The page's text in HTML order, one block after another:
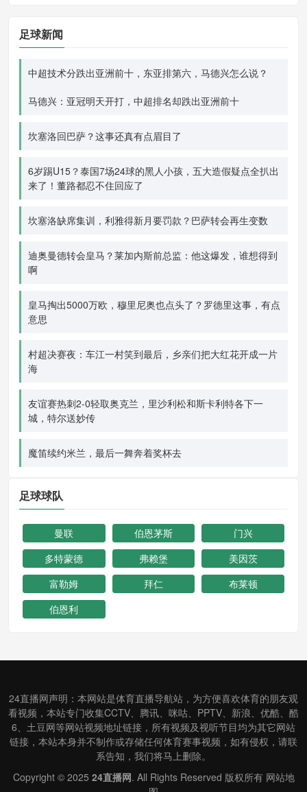
足球新闻
中超技术分跌出亚洲前十，东亚排第六，马德兴怎么说？
马德兴：亚冠明天开打，中超排名却跌出亚洲前十
坎塞洛回巴萨？这事还真有点眉目了
6岁踢U15？泰国7场24球的黑人小孩，五大造假疑点全扒出
来了！董路都忍不住回应了
坎塞洛缺席集训，利雅得新月要罚款？巴萨转会再生变数
迪奥曼德转会皇马？莱加内斯前总监：他这爆发，谁想得到
啊
皇马掏出5000万欧，穆里尼奥也点头了？罗德里这事，有点
意思
村超决赛夜：车江一村笑到最后，乡亲们把大红花开成一片
海
友谊赛热刺2-0轻取奥克兰，里沙利松和斯卡利特各下一
城，特尔送妙传
魔笛续约米兰，最后一舞奔着奖杯去
足球球队
曼联 伯恩茅斯
门兴
多特蒙德
弗赖堡
美因茨
富勒姆
拜仁
布莱顿
伯恩利
24直播网声明：本网站是体育直播导航站，为方便喜欢体育的朋友观
看视频，本站专门收集CCTV、腾讯、咪咕、PPTV、新浪、优酷、酷
6、土豆网等网站视频地址链接，所有视频及视听节目均为其它网站
链接，本站本身并不制作或存储任何体育赛事视频，如有侵权，请联
系告知，我们将马上删除。
Copyright © 2025 24直播网. All Rights Reserved 版权所有 网站地